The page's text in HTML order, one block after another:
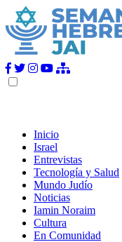
Inicio
Israel
Entrevistas
Tecnología y Salud
Mundo Judío
Noticias
Iamin Noraim
Cultura
En Comunidad